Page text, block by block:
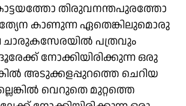
തിരുവനന്തപുരത്തോ
കാണുന്ന ഏതെങ്കിലുമൊരു
ചാരുകസേരയില്‍ പത്രവും
ദൂരേക്ക് നോക്കിയിരിക്കുന്ന ഒരു
അടുക്കളപ്പുറത്തെ ചെറിയ
വെറുതെ മുറ്റത്തെ